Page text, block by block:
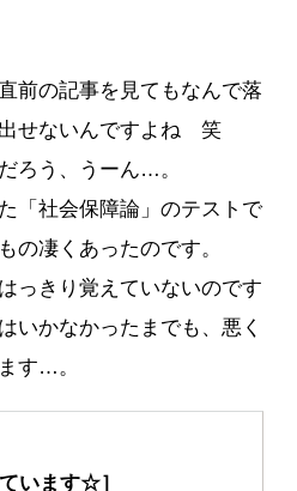
前の記事を見てもなんで落
せないんですよね 笑
ろう、うーん…。
「社会保障論」のテストで
の凄くあったのです。
っきり覚えていないのです
いかなかったまでも、悪く
す…。
います☆］